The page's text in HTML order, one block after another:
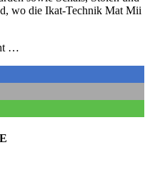
wo die Ikat-Technik Mat Mii
…